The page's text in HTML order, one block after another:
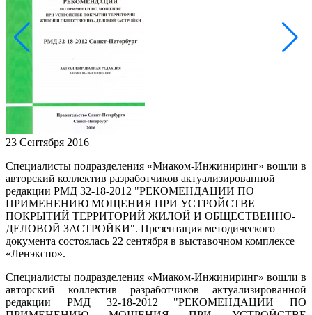
23 Сентября 2016
Специалисты подразделения «Миаком-Инжиниринг» вошли в
авторский коллектив разработчиков актуализированной
редакции РМД 32-18-2012 "РЕКОМЕНДАЦИИ ПО
ПРИМЕНЕНИЮ МОЩЕНИЯ ПРИ УСТРОЙСТВЕ
ПОКРЫТИЙ ТЕРРИТОРИЙ ЖИЛОЙ И ОБЩЕСТВЕННО-
ДЕЛОВОЙ ЗАСТРОЙКИ". Презентация методического
документа состоялась 22 сентября в выставочном комплексе
«Ленэкспо».
Специалисты подразделения «Миаком-Инжиниринг» вошли в
авторский коллектив разработчиков актуализированной
редакции РМД 32-18-2012 "РЕКОМЕНДАЦИИ ПО